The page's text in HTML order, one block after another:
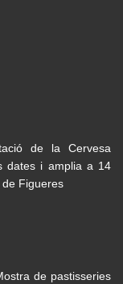
de la Cervesa
dates i amplia a 14
Figueres
de pastisseries